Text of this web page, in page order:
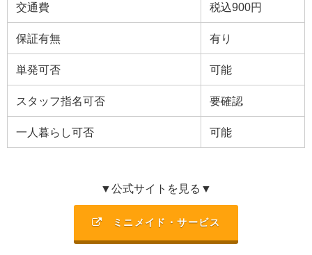
交通費 税込900円
保証有無 有り
単発可否 可能
スタッフ指名可否 要確認
一人暮らし可否 可能
▼公式サイトを見る▼
ミニメイド・サービス